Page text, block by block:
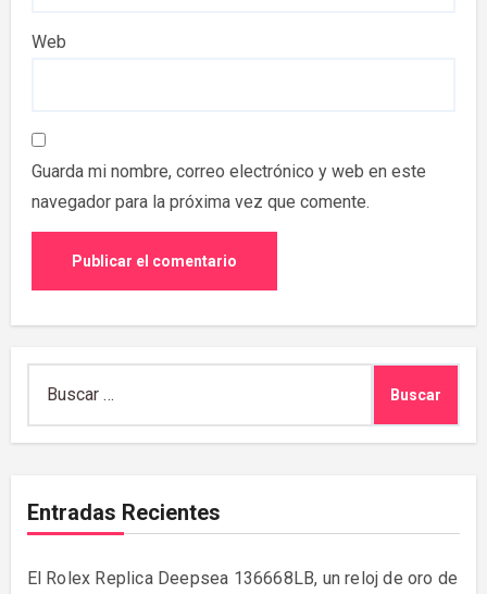
Web
Guarda mi nombre, correo electrónico y web en este
navegador para la próxima vez que comente.
Entradas Recientes
El Rolex Replica Deepsea 136668LB, un reloj de oro de